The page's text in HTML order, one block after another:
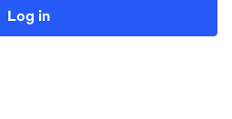
Log in